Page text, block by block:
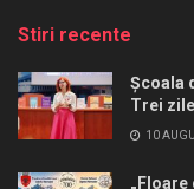
Stiri recente
Școala
Trei
10
„Floare